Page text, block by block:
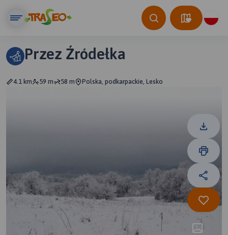
Przez Źródełka
4.1 km 59 m 58 m Polska, podkarpackie, Lesko